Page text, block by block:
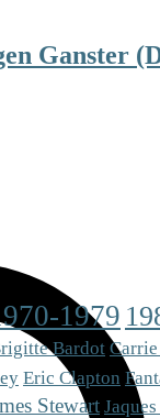
Ganster
1979
Bardot
Eric Clapton
Stewart